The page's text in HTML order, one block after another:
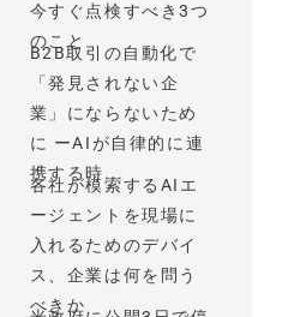
今すぐ点検すべき3つ
のこと
B2B取引の自動化で
「発見されない企
業」にならないため
に ーAIが自律的に連
携する時...
各社が模索するAIエ
ージェントを現場に
入れるためのデバイ
ス、企業は何を問う
べきか